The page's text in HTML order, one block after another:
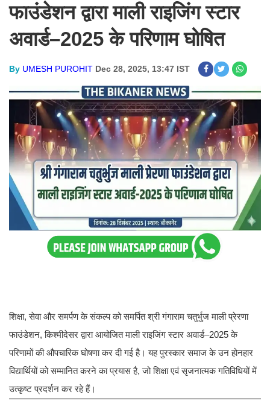
फाउंडेशन द्वारा माली राइजिंग स्टार
अवार्ड–2025 के परिणाम घोषित
By UMESH PUROHIT Dec 28, 2025, 13:47 IST
शिक्षा, सेवा और समर्पण के संकल्प को समर्पित श्री गंगाराम चतुर्भुज माली प्रेरणा
फाउंडेशन, किश्मीदेसर द्वारा आयोजित माली राइजिंग स्टार अवार्ड–2025 के
परिणामों की औपचारिक घोषणा कर दी गई है। यह पुरस्कार समाज के उन होनहार
विद्यार्थियों को सम्मानित करने का प्रयास है, जो शिक्षा एवं सृजनात्मक गतिविधियों में
उत्कृष्ट प्रदर्शन कर रहे हैं।